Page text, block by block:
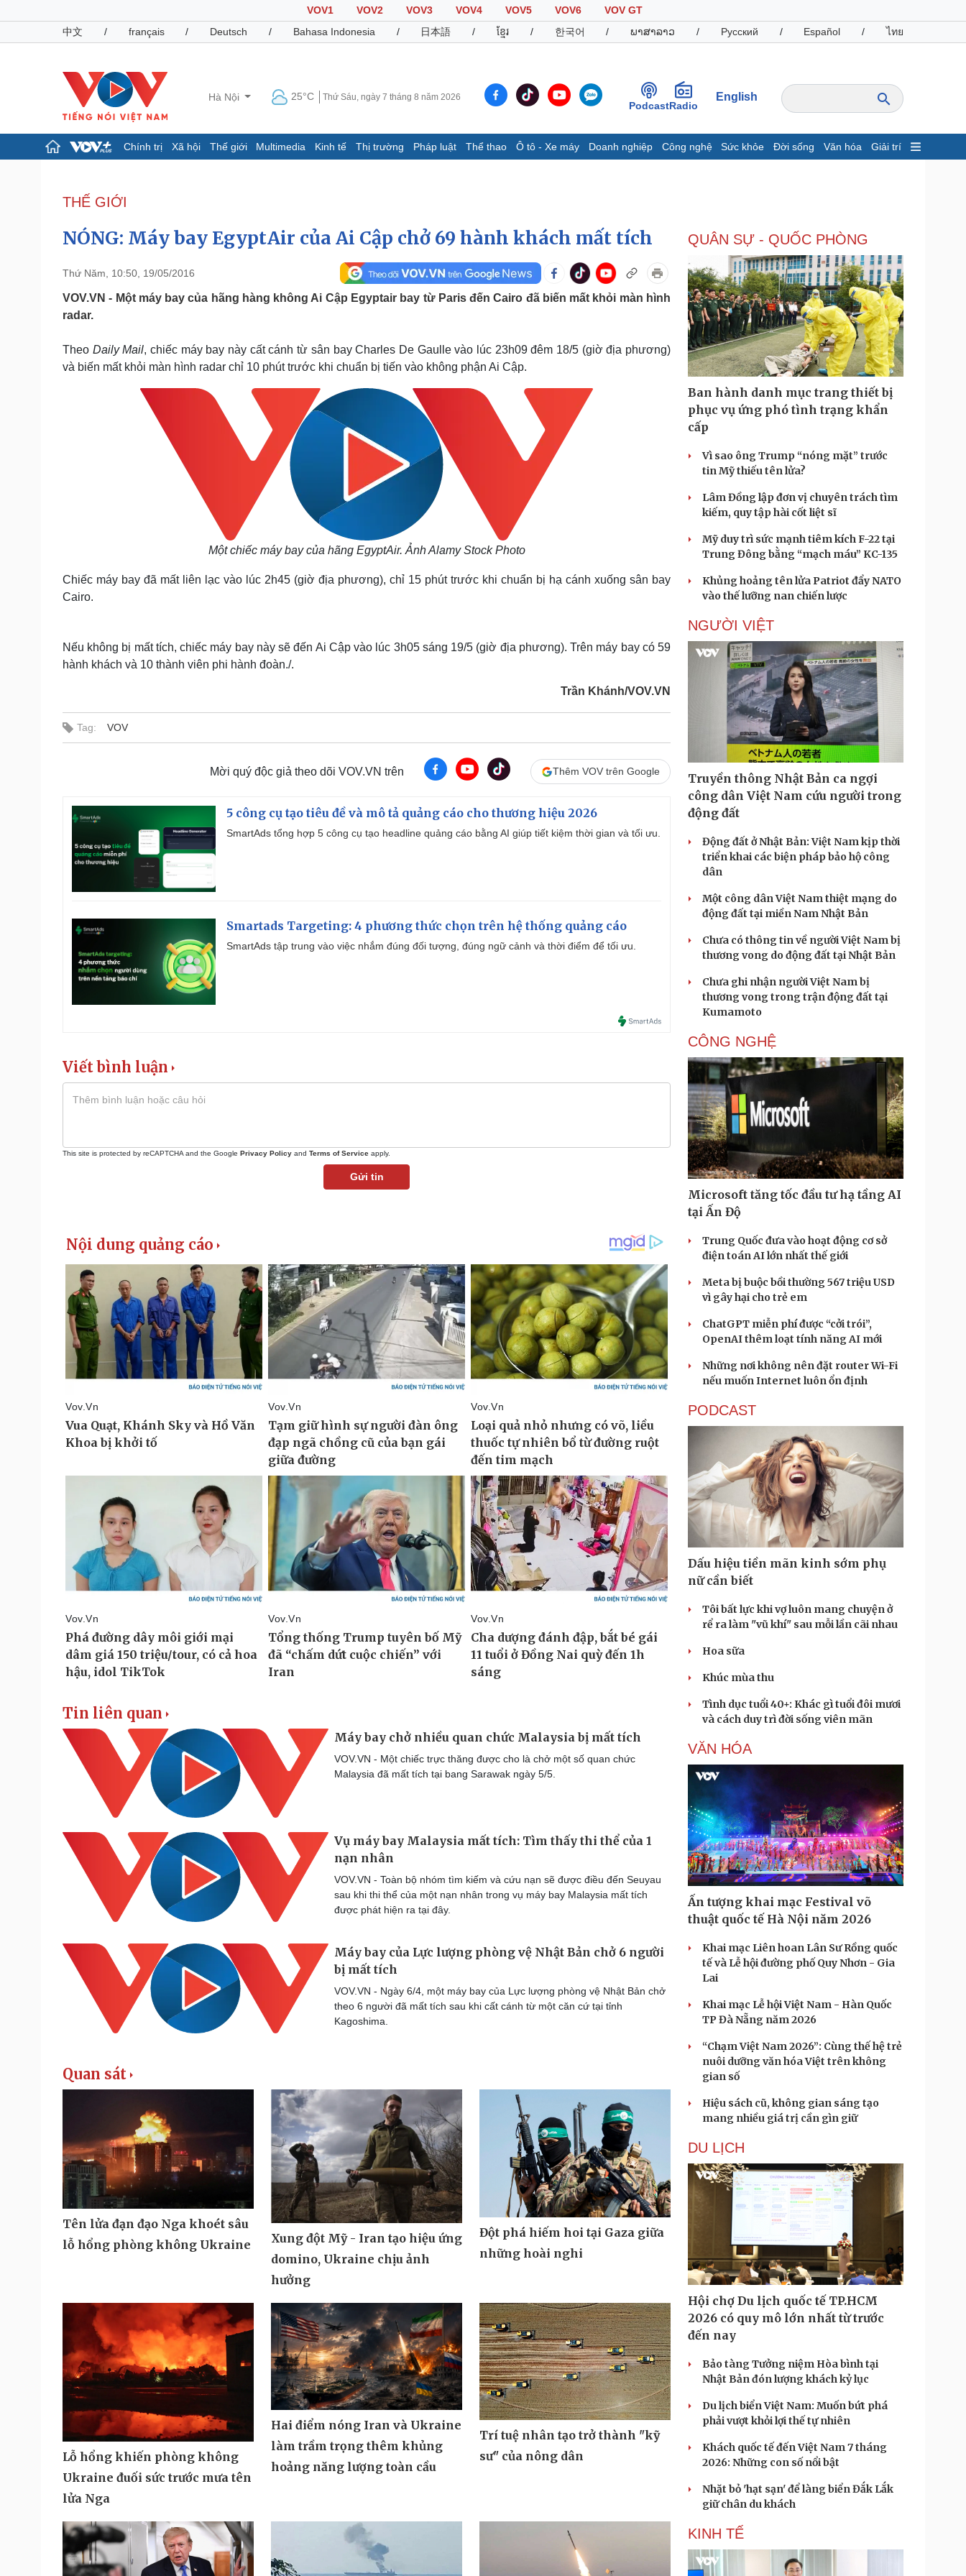
VOV1 VOV2 VOV3 VOV4 VOV5 VOV6
VOV GT
中文
/ français / Deutsch / Bahasa Indonesia / 日本語 / ខ្មែរ / 한국어 / ພາສາລາວ / Русский / Español / ไทย
Hà Nội 25°C Thứ Sáu, ngày 7 tháng 8 năm 2026
PodcastRadio
English
Chính trị Xã hội Thế giới Multimedia Kinh tế Thị trường Pháp luật Thể thao Ô tô - Xe máy Doanh nghiệp Công nghệ Sức khỏe Đời sống Văn hóa Giải trí
Đảng
Tổ chức nhân sự
Quốc hội
Nhận diện sự thật
Dấu ấn VOV
Infographic
Chứng khoán
Giá cà phê
Pháp luật
Vụ án
Tư vấn luật
Quân sự - Quốc phòng
Phân tích
Thể thao
Thế giới thể thao
eSports
Hậu trường
Ô tô - Xe máy
Tư vấn
Doanh nghiệp
Thông tin doanh nghiệp
Doanh nghiệp 24h
Doanh nhân
Vì cộng đồng
Công nghệ
Sành điệu
Tin Công nghệ
Trải nghiệm
Chuyển đổi số
Dinh dưỡng - món ngon
Đời sống
Nhà đẹp
Tình yêu - Gia đình
Sân khấu - Điện ảnh
Văn học
Âm nhạc
Nghệ sĩ
Thời trang
Sao Việt
Podcast
Câu chuyện thời sự
Cửa sổ tình yêu
Kể chuyện cho bé
THẾ GIỚI
NÓNG: Máy bay EgyptAir của Ai Cập chở 69 hành khách mất tích
Thứ Năm, 10:50, 19/05/2016
VOV.VN - Một máy bay của hãng hàng không Ai Cập Egyptair bay từ Paris đến Cairo đã biến mất khỏi màn hình
radar.
Theo Daily Mail, chiếc máy bay này cất cánh từ sân bay Charles De Gaulle vào lúc 23h09 đêm 18/5 (giờ địa phương)
và biến mất khỏi màn hình radar chỉ 10 phút trước khi chuẩn bị tiến vào không phận Ai Cập.
Một chiếc máy bay của hãng EgyptAir. Ảnh Alamy Stock Photo
Chiếc máy bay đã mất liên lạc vào lúc 2h45 (giờ địa phương), chỉ 15 phút trước khi chuẩn bị hạ cánh xuống sân bay
Cairo.
Nếu không bị mất tích, chiếc máy bay này sẽ đến Ai Cập vào lúc 3h05 sáng 19/5 (giờ địa phương). Trên máy bay có 59
hành khách và 10 thành viên phi hành đoàn./.
Trần Khánh/VOV.VN
Tag: VOV
Mời quý độc giả theo dõi VOV.VN trên Thêm VOV trên Google
5 công cụ tạo tiêu đề và mô tả quảng cáo cho thương hiệu 2026
SmartAds tổng hợp 5 công cụ tạo headline quảng cáo bằng AI giúp tiết kiệm thời gian và tối ưu.
Smartads Targeting: 4 phương thức chọn trên hệ thống quảng cáo
SmartAds tập trung vào việc nhắm đúng đối tượng, đúng ngữ cảnh và thời điểm để tối ưu.
Viết bình luận
This site is protected by reCAPTCHA and the Google Privacy Policy and Terms of Service apply.
Gửi tin
Tin liên quan
Máy bay chở nhiều quan chức Malaysia bị mất tích
VOV.VN - Một chiếc trực thăng được cho là chở một số quan chức
Malaysia đã mất tích tại bang Sarawak ngày 5/5.
Vụ máy bay Malaysia mất tích: Tìm thấy thi thể của 1
nạn nhân
VOV.VN - Toàn bộ nhóm tìm kiếm và cứu nạn sẽ được điều đến Seuyau
sau khi thi thể của một nạn nhân trong vụ máy bay Malaysia mất tích
được phát hiện ra tại đây.
Máy bay của Lực lượng phòng vệ Nhật Bản chở 6 người
bị mất tích
VOV.VN - Ngày 6/4, một máy bay của Lực lượng phòng vệ Nhật Bản chở
theo 6 người đã mất tích sau khi cất cánh từ một căn cứ tại tỉnh
Kagoshima.
Quan sát
Tên lửa đạn đạo Nga khoét sâu
lỗ hổng phòng không Ukraine
Xung đột Mỹ - Iran tạo hiệu ứng
domino, Ukraine chịu ảnh
hưởng
Đột phá hiếm hoi tại Gaza giữa
những hoài nghi
Lỗ hổng khiến phòng không
Ukraine đuối sức trước mưa tên
lửa Nga
Hai điểm nóng Iran và Ukraine
làm trầm trọng thêm khủng
hoảng năng lượng toàn cầu
Trí tuệ nhân tạo trở thành "kỹ
sư" của nông dân
QUÂN SỰ - QUỐC PHÒNG
Ban hành danh mục trang thiết bị
phục vụ ứng phó tình trạng khẩn
cấp
Vì sao ông Trump “nóng mặt” trước
tin Mỹ thiếu tên lửa?
Lâm Đồng lập đơn vị chuyên trách tìm
kiếm, quy tập hài cốt liệt sĩ
Mỹ duy trì sức mạnh tiêm kích F-22 tại
Trung Đông bằng “mạch máu” KC-135
Khủng hoảng tên lửa Patriot đẩy NATO
vào thế lưỡng nan chiến lược
NGƯỜI VIỆT
Truyền thông Nhật Bản ca ngợi
công dân Việt Nam cứu người trong
động đất
Động đất ở Nhật Bản: Việt Nam kịp thời
triển khai các biện pháp bảo hộ công
dân
Một công dân Việt Nam thiệt mạng do
động đất tại miền Nam Nhật Bản
Chưa có thông tin về người Việt Nam bị
thương vong do động đất tại Nhật Bản
Chưa ghi nhận người Việt Nam bị
thương vong trong trận động đất tại
Kumamoto
CÔNG NGHỆ
Microsoft tăng tốc đầu tư hạ tầng AI
tại Ấn Độ
Trung Quốc đưa vào hoạt động cơ sở
điện toán AI lớn nhất thế giới
Meta bị buộc bồi thường 567 triệu USD
vì gây hại cho trẻ em
ChatGPT miễn phí được “cởi trói”,
OpenAI thêm loạt tính năng AI mới
Những nơi không nên đặt router Wi-Fi
nếu muốn Internet luôn ổn định
PODCAST
Dấu hiệu tiền mãn kinh sớm phụ
nữ cần biết
Tôi bất lực khi vợ luôn mang chuyện ở
rể ra làm "vũ khí" sau mỗi lần cãi nhau
Hoa sữa
Khúc mùa thu
Tình dục tuổi 40+: Khác gì tuổi đôi mươi
và cách duy trì đời sống viên mãn
VĂN HÓA
Ấn tượng khai mạc Festival võ
thuật quốc tế Hà Nội năm 2026
Khai mạc Liên hoan Lân Sư Rồng quốc
tế và Lễ hội đường phố Quy Nhơn - Gia
Lai
Khai mạc Lễ hội Việt Nam - Hàn Quốc
TP Đà Nẵng năm 2026
“Chạm Việt Nam 2026”: Cùng thế hệ trẻ
nuôi dưỡng văn hóa Việt trên không
gian số
Hiệu sách cũ, không gian sáng tạo
mang nhiều giá trị cần gìn giữ
DU LỊCH
Hội chợ Du lịch quốc tế TP.HCM
2026 có quy mô lớn nhất từ trước
đến nay
Bảo tàng Tưởng niệm Hòa bình tại
Nhật Bản đón lượng khách kỷ lục
Du lịch biển Việt Nam: Muốn bứt phá
phải vượt khỏi lợi thế tự nhiên
Khách quốc tế đến Việt Nam 7 tháng
2026: Những con số nổi bật
Nhặt bỏ 'hạt sạn' để làng biển Đắk Lắk
giữ chân du khách
KINH TẾ